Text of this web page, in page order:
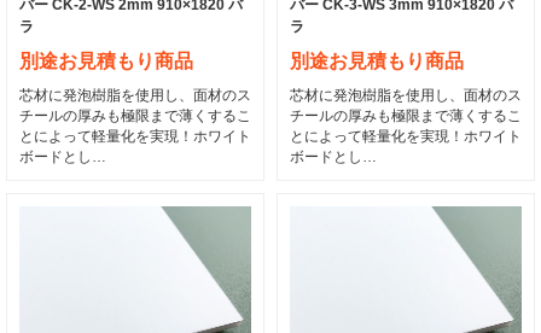
バー CK-2-WS 2mm 910×1820 バ
ラ
別途お見積もり商品
芯材に発泡樹脂を使用し、面材のス
チールの厚みも極限まで薄くするこ
とによって軽量化を実現！ホワイト
ボードとし…
バー CK-3-WS 3mm 910×1820 バ
ラ
別途お見積もり商品
芯材に発泡樹脂を使用し、面材のス
チールの厚みも極限まで薄くするこ
とによって軽量化を実現！ホワイト
ボードとし…